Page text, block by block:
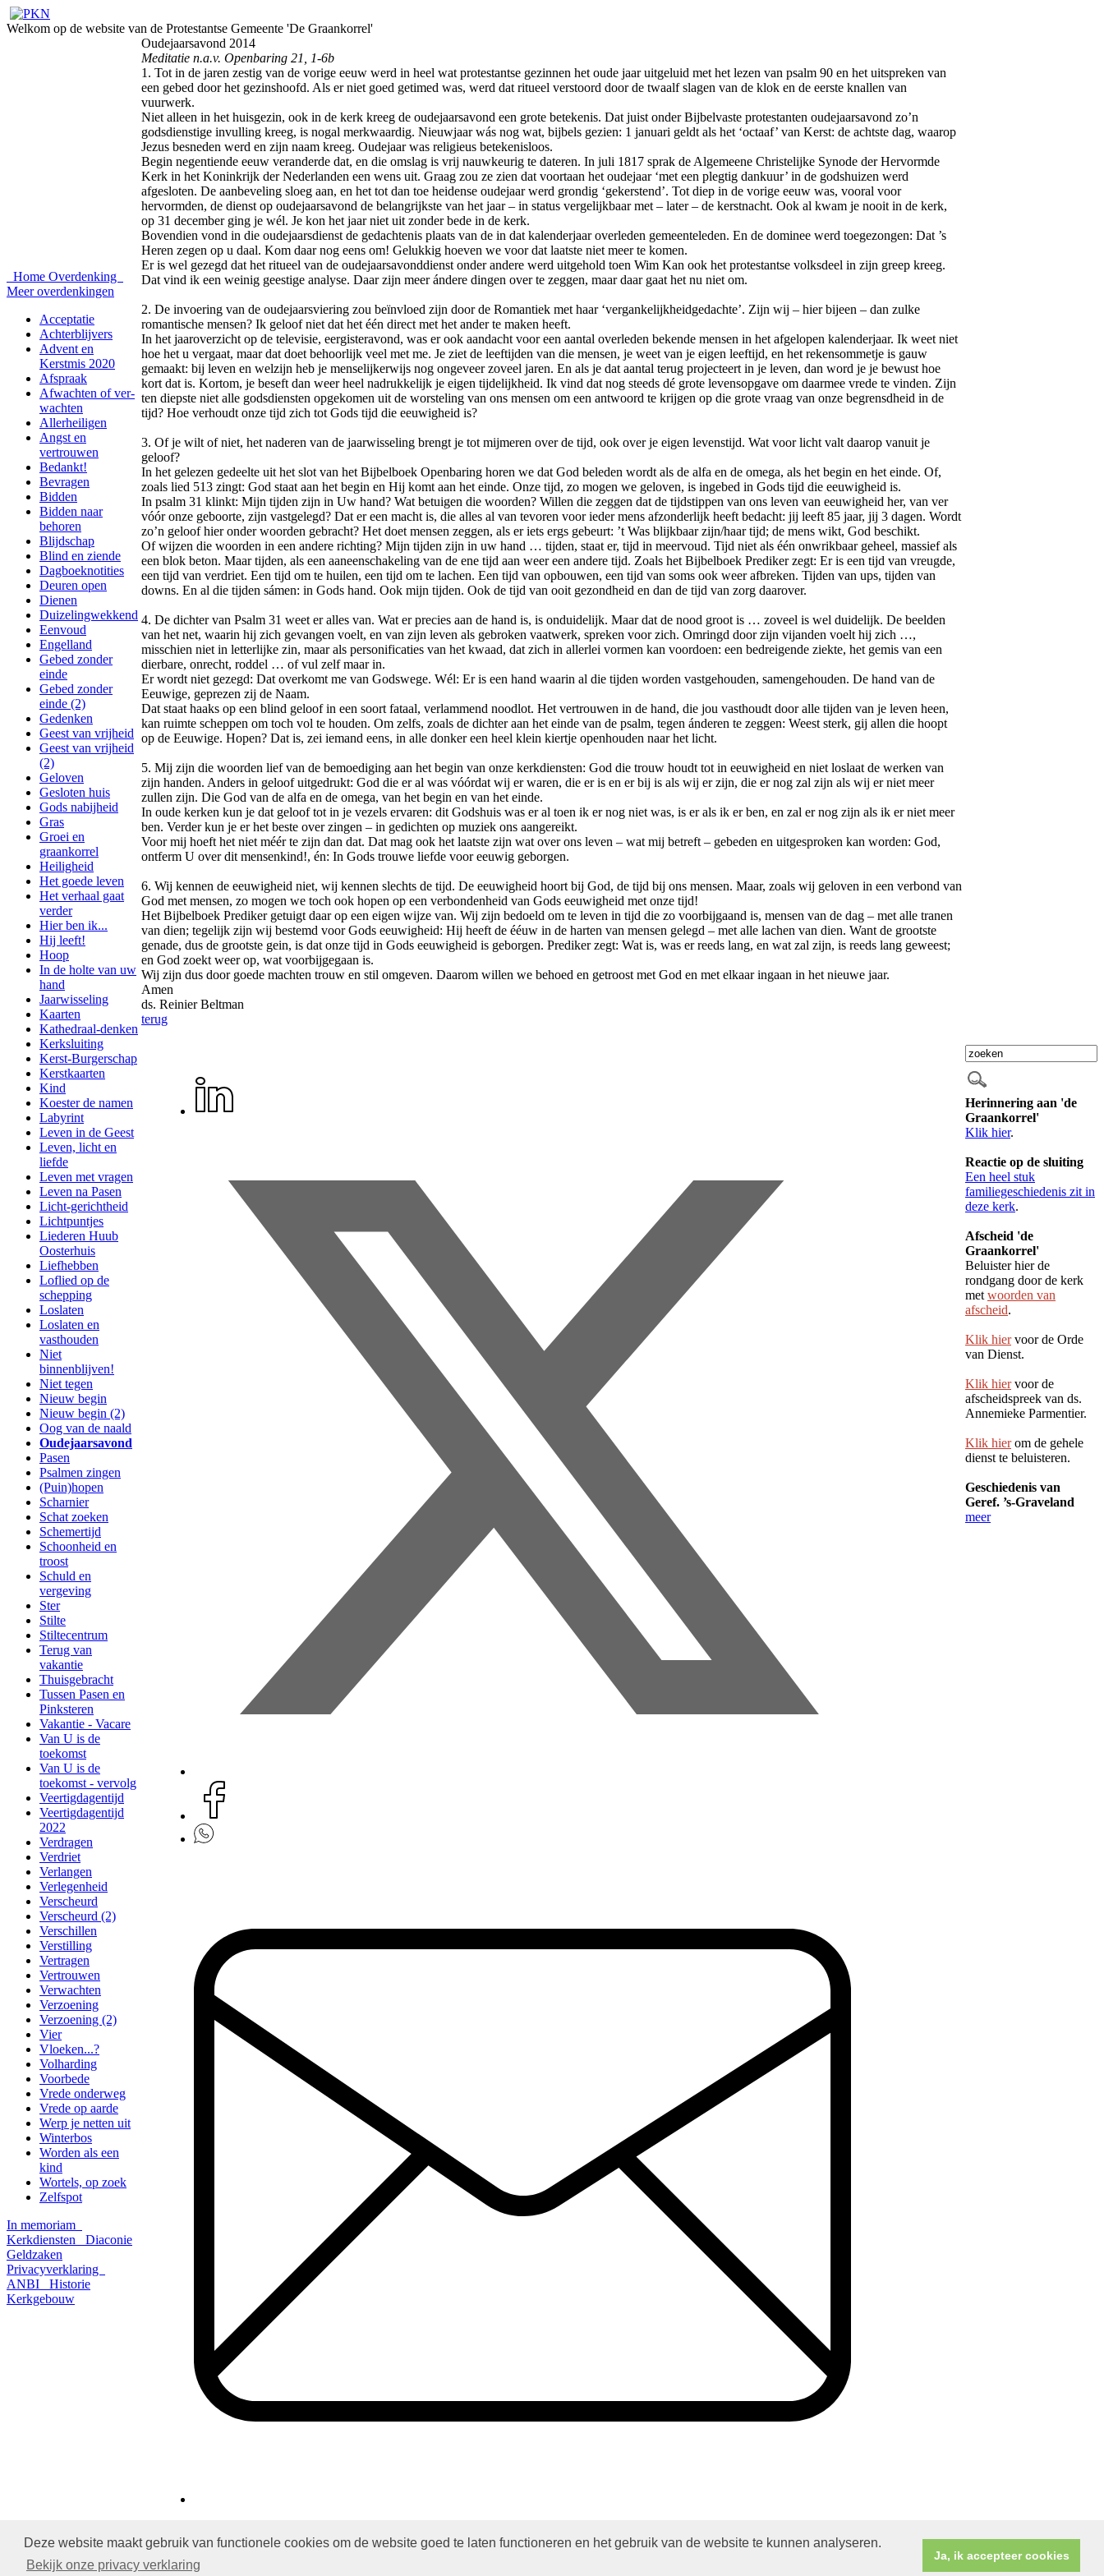
Deze website maakt gebruik van functionele cookies om de website goed te laten functioneren en het gebruik van de website te kunnen analyseren.
Bekijk onze privacy verklaring
Ja, ik accepteer cookies
Welkom op de website van de Protestantse Gemeente 'De Graankorrel'
Home Overdenking
Meer overdenkingen
Acceptatie
Achterblijvers
Advent en
Kerstmis 2020
Afspraak
Afwachten of ver-
wachten
Allerheiligen
Angst en
vertrouwen
Bedankt!
Bevragen
Bidden
Bidden naar
behoren
Blijdschap
Blind en ziende
Dagboeknotities
Deuren open
Dienen
Duizelingwekkend
Eenvoud
Engelland
Gebed zonder
einde
Gebed zonder
einde (2)
Gedenken
Geest van vrijheid
Geest van vrijheid
(2)
Geloven
Gesloten huis
Gods nabijheid
Gras
Groei en
graankorrel
Heiligheid
Het goede leven
Het verhaal gaat
verder
Hier ben ik...
Hij leeft!
Hoop
In de holte van uw
hand
Jaarwisseling
Kaarten
Kathedraal-denken
Kerksluiting
Kerst-Burgerschap
Kerstkaarten
Kind
Koester de namen
Labyrint
Leven in de Geest
Leven, licht en
liefde
Leven met vragen
Leven na Pasen
Licht-gerichtheid
Lichtpuntjes
Liederen Huub
Oosterhuis
Liefhebben
Loflied op de
schepping
Loslaten
Loslaten en
vasthouden
Niet
binnenblijven!
Niet tegen
Nieuw begin
Nieuw begin (2)
Oog van de naald
Oudejaarsavond
Pasen
Psalmen zingen
(Puin)hopen
Scharnier
Schat zoeken
Schemertijd
Schoonheid en
troost
Schuld en
vergeving
Ster
Stilte
Stiltecentrum
Terug van
vakantie
Thuisgebracht
Tussen Pasen en
Pinksteren
Vakantie - Vacare
Van U is de
toekomst
Van U is de
toekomst - vervolg
Veertigdagentijd
Veertigdagentijd
2022
Verdragen
Verdriet
Verlangen
Verlegenheid
Verscheurd
Verscheurd (2)
Verschillen
Verstilling
Vertragen
Vertrouwen
Verwachten
Verzoening
Verzoening (2)
Vier
Vloeken...?
Volharding
Voorbede
Vrede onderweg
Vrede op aarde
Werp je netten uit
Winterbos
Worden als een
kind
Wortels, op zoek
Zelfspot
In memoriam
Kerkdiensten
Diaconie
Geldzaken
Privacyverklaring
ANBI
Historie
Kerkgebouw
Oudejaarsavond 2014
Meditatie n.a.v. Openbaring 21, 1-6b
1. Tot in de jaren zestig van de vorige eeuw werd in heel wat protestantse gezinnen het oude jaar uitgeluid met het lezen van psalm 90 en het uitspreken van
een gebed door het gezinshoofd. Als er niet goed getimed was, werd dat ritueel verstoord door de twaalf slagen van de klok en de eerste knallen van
vuurwerk.
Niet alleen in het huisgezin, ook in de kerk kreeg de oudejaarsavond een grote betekenis. Dat juist onder Bijbelvaste protestanten oudejaarsavond zo’n
godsdienstige invulling kreeg, is nogal merkwaardig. Nieuwjaar wás nog wat, bijbels gezien: 1 januari geldt als het ‘octaaf’ van Kerst: de achtste dag, waarop
Jezus besneden werd en zijn naam kreeg. Oudejaar was religieus betekenisloos.
Begin negentiende eeuw veranderde dat, en die omslag is vrij nauwkeurig te dateren. In juli 1817 sprak de Algemeene Christelijke Synode der Hervormde
Kerk in het Koninkrijk der Nederlanden een wens uit. Graag zou ze zien dat voortaan het oudejaar ‘met een plegtig dankuur’ in de godshuizen werd
afgesloten. De aanbeveling sloeg aan, en het tot dan toe heidense oudejaar werd grondig ‘gekerstend’. Tot diep in de vorige eeuw was, vooral voor
hervormden, de dienst op oudejaarsavond de belangrijkste van het jaar – in status vergelijkbaar met – later – de kerstnacht. Ook al kwam je nooit in de kerk,
op 31 december ging je wél. Je kon het jaar niet uit zonder bede in de kerk.
Bovendien vond in die oudejaarsdienst de gedachtenis plaats van de in dat kalenderjaar overleden gemeenteleden. En de dominee werd toegezongen: Dat ’s
Heren zegen op u daal. Kom daar nog eens om! Gelukkig hoeven we voor dat laatste niet meer te komen.
Er is wel gezegd dat het ritueel van de oudejaarsavonddienst onder andere werd uitgehold toen Wim Kan ook het protestantse volksdeel in zijn greep kreeg.
Dat vind ik een weinig geestige analyse. Daar zijn meer ándere dingen over te zeggen, maar daar gaat het nu niet om.
2. De invoering van de oudejaarsviering zou beïnvloed zijn door de Romantiek met haar ‘vergankelijkheidgedachte’. Zijn wij – hier bijeen – dan zulke
romantische mensen? Ik geloof niet dat het één direct met het ander te maken heeft.
In het jaaroverzicht op de televisie, eergisteravond, was er ook aandacht voor een aantal overleden bekende mensen in het afgelopen kalenderjaar. Ik weet niet
hoe het u vergaat, maar dat doet behoorlijk veel met me. Je ziet de leeftijden van die mensen, je weet van je eigen leeftijd, en het rekensommetje is gauw
gemaakt: bij leven en welzijn heb je menselijkerwijs nog ongeveer zoveel jaren. En als je dat aantal terug projecteert in je leven, dan word je je bewust hoe
kort dat is. Kortom, je beseft dan weer heel nadrukkelijk je eigen tijdelijkheid. Ik vind dat nog steeds dé grote levensopgave om daarmee vrede te vinden. Zijn
ten diepste niet alle godsdiensten opgekomen uit de worsteling van ons mensen om een antwoord te krijgen op die grote vraag van onze begrensdheid in de
tijd? Hoe verhoudt onze tijd zich tot Gods tijd die eeuwigheid is?
3. Of je wilt of niet, het naderen van de jaarwisseling brengt je tot mijmeren over de tijd, ook over je eigen levenstijd. Wat voor licht valt daarop vanuit je
geloof?
In het gelezen gedeelte uit het slot van het Bijbelboek Openbaring horen we dat God beleden wordt als de alfa en de omega, als het begin en het einde. Of,
zoals lied 513 zingt: God staat aan het begin en Hij komt aan het einde. Onze tijd, zo mogen we geloven, is ingebed in Gods tijd die eeuwigheid is.
In psalm 31 klinkt: Mijn tijden zijn in Uw hand? Wat betuigen die woorden? Willen die zeggen dat de tijdstippen van ons leven van eeuwigheid her, van ver
vóór onze geboorte, zijn vastgelegd? Dat er een macht is, die alles al van tevoren voor ieder mens afzonderlijk heeft bedacht: jij leeft 85 jaar, jij 3 dagen. Wordt
zo’n geloof hier onder woorden gebracht? Het doet mensen zeggen, als er iets ergs gebeurt: ’t Was blijkbaar zijn/haar tijd; de mens wikt, God beschikt.
Of wijzen die woorden in een andere richting? Mijn tijden zijn in uw hand … tijden, staat er, tijd in meervoud. Tijd niet als één onwrikbaar geheel, massief als
een blok beton. Maar tijden, als een aaneenschakeling van de ene tijd aan weer een andere tijd. Zoals het Bijbelboek Prediker zegt: Er is een tijd van vreugde,
een tijd van verdriet. Een tijd om te huilen, een tijd om te lachen. Een tijd van opbouwen, een tijd van soms ook weer afbreken. Tijden van ups, tijden van
downs. En al die tijden sámen: in Gods hand. Ook mijn tijden. Ook de tijd van ooit gezondheid en dan de tijd van zorg daarover.
4. De dichter van Psalm 31 weet er alles van. Wat er precies aan de hand is, is onduidelijk. Maar dat de nood groot is … zoveel is wel duidelijk. De beelden
van het net, waarin hij zich gevangen voelt, en van zijn leven als gebroken vaatwerk, spreken voor zich. Omringd door zijn vijanden voelt hij zich …,
misschien niet in letterlijke zin, maar als personificaties van het kwaad, dat zich in allerlei vormen kan voordoen: een bedreigende ziekte, het gemis van een
dierbare, onrecht, roddel … of vul zelf maar in.
Er wordt niet gezegd: Dat overkomt me van Godswege. Wél: Er is een hand waarin al die tijden worden vastgehouden, samengehouden. De hand van de
Eeuwige, geprezen zij de Naam.
Dat staat haaks op een blind geloof in een soort fataal, verlammend noodlot. Het vertrouwen in de hand, die jou vasthoudt door alle tijden van je leven heen,
kan ruimte scheppen om toch vol te houden. Om zelfs, zoals de dichter aan het einde van de psalm, tegen ánderen te zeggen: Weest sterk, gij allen die hoopt
op de Eeuwige. Hopen? Dat is, zei iemand eens, in alle donker een heel klein kiertje openhouden naar het licht.
5. Mij zijn die woorden lief van de bemoediging aan het begin van onze kerkdiensten: God die trouw houdt tot in eeuwigheid en niet loslaat de werken van
zijn handen. Anders in geloof uitgedrukt: God die er al was vóórdat wij er waren, die er is en er bij is als wij er zijn, die er nog zal zijn als wij er niet meer
zullen zijn. Die God van de alfa en de omega, van het begin en van het einde.
In oude kerken kun je dat geloof tot in je vezels ervaren: dit Godshuis was er al toen ik er nog niet was, is er als ik er ben, en zal er nog zijn als ik er niet meer
ben. Verder kun je er het beste over zingen – in gedichten op muziek ons aangereikt.
Voor mij hoeft het niet méér te zijn dan dat. Dat mag ook het laatste zijn wat over ons leven – wat mij betreft – gebeden en uitgesproken kan worden: God,
ontferm U over dit mensenkind!, én: In Gods trouwe liefde voor eeuwig geborgen.
6. Wij kennen de eeuwigheid niet, wij kennen slechts de tijd. De eeuwigheid hoort bij God, de tijd bij ons mensen. Maar, zoals wij geloven in een verbond van
God met mensen, zo mogen we toch ook hopen op een verbondenheid van Gods eeuwigheid met onze tijd!
Het Bijbelboek Prediker getuigt daar op een eigen wijze van. Wij zijn bedoeld om te leven in tijd die zo voorbijgaand is, mensen van de dag – met alle tranen
van dien; tegelijk zijn wij bestemd voor Gods eeuwigheid: Hij heeft de ééuw in de harten van mensen gelegd – met alle lachen van dien. Want de grootste
genade, dus de grootste gein, is dat onze tijd in Gods eeuwigheid is geborgen. Prediker zegt: Wat is, was er reeds lang, en wat zal zijn, is reeds lang geweest;
en God zoekt weer op, wat voorbijgegaan is.
Wij zijn dus door goede machten trouw en stil omgeven. Daarom willen we behoed en getroost met God en met elkaar ingaan in het nieuwe jaar.
Amen
ds. Reinier Beltman
terug
Herinnering aan 'de
Graankorrel'
Klik hier.
Reactie op de sluiting
Een heel stuk
familiegeschiedenis zit in
deze kerk.
Afscheid 'de
Graankorrel'
Beluister hier de
rondgang door de kerk
met woorden van
afscheid.
Klik hiervoor de Orde
van Dienst.
Klik hiervoor de
afscheidspreek van ds.
Annemieke Parmentier.
Klik hierom de gehele
dienst te beluisteren.
Geschiedenis van
Geref. ’s-Graveland
meer
Protestantsekerk.net is een samenwerking tussen de dienstenorganisatie van de